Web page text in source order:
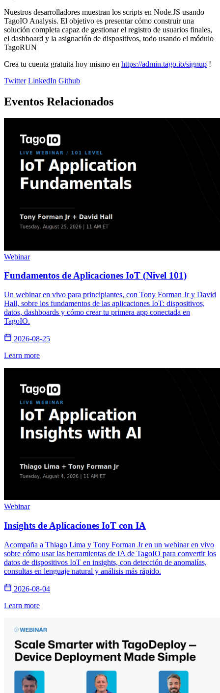
Nuestros desarrolladores muestran los scripts en Node.JS usando
TagoIO Analysis. El objetivo es presentar cómo construir una
solución completa capaz de gestionar el registro de usuarios finales,
el dashboard y la asignación de dispositivos, todo usando el módulo
TagoRUN
Crea tu cuenta gratuita hoy mismo en https://admin.tago.io/signup !
Twitter LinkedIn Github
Eventos Relacionados
Webinar
Fundamentos de Aplicaciones IoT (Nivel 101)
Un webinar en vivo para principiantes, con Tony Forman Jr y David
Hall, sobre los fundamentos de las aplicaciones IoT: dispositivos,
datos, dashboards y cómo crear tu primera app conectada en
TagoIO.
2026-08-25
Learn more
Webinar
Insights de Aplicaciones IoT con IA
Acompaña a Thiago Lima y Tony Forman Jr en un webinar en vivo
sobre cómo usar las herramientas de IA de TagoIO para convertir los
datos de dispositivos IoT en insights, con detección de anomalías,
consultas en lenguaje natural y análisis más rápido.
2026-08-04
Learn more